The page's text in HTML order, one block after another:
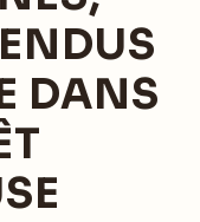
DANS